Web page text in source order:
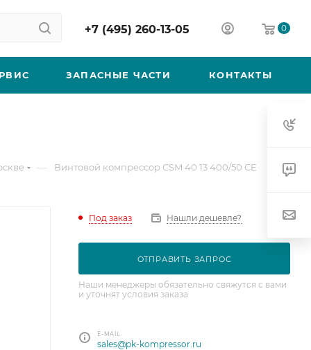
+7 (495) 260-13-05 0
ЗАПАСНЫЕ ЧАСТИ КОНТАКТЫ
— Винтовой компрессор CSM 40 13 400/50 CE
Под заказ Нашли дешевле?
ОТПРАВИТЬ ЗАПРОС
Наши менеджеры обязательно свяжутся с вами
и уточнят условия заказа
E-MAIL
sales@pk-kompressor.ru